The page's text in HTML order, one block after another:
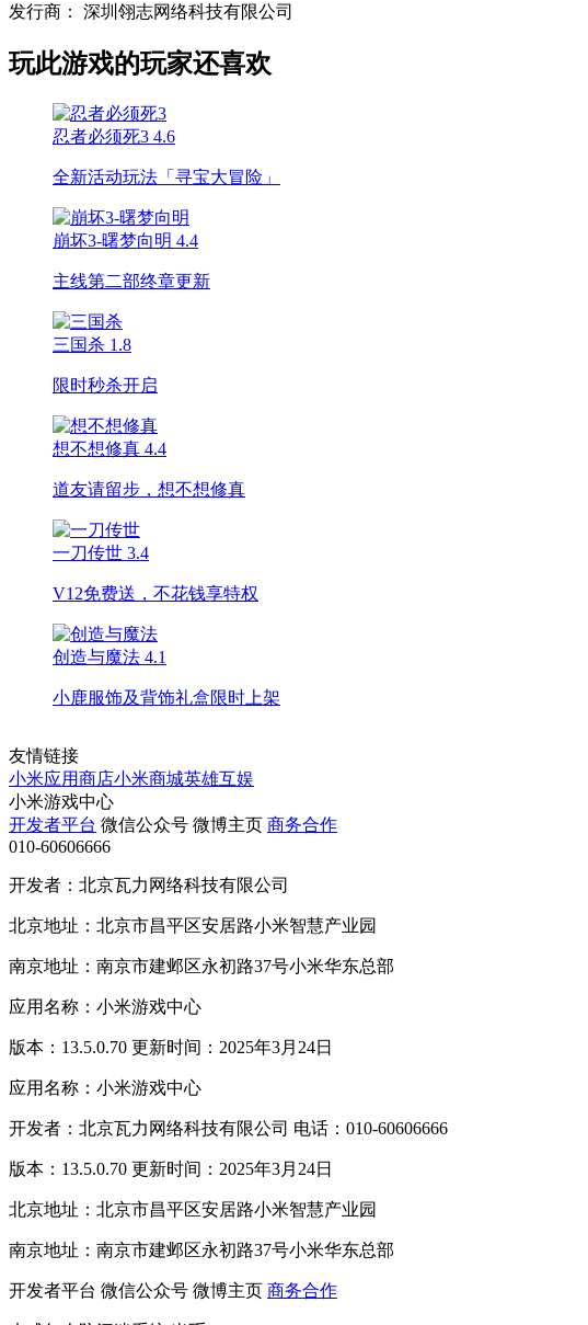
发行商： 深圳翎志网络科技有限公司
玩此游戏的玩家还喜欢
忍者必须死3 4.6
全新活动玩法「寻宝大冒险」
崩坏3-曙梦向明 4.4
主线第二部终章更新
三国杀 1.8
限时秒杀开启
想不想修真 4.4
道友请留步，想不想修真
一刀传世 3.4
V12免费送，不花钱享特权
创造与魔法 4.1
小鹿服饰及背饰礼盒限时上架
友情链接
小米应用商店小米商城英雄互娱
小米游戏中心
开发者平台 微信公众号 微博主页 商务合作
010-60606666
开发者：北京瓦力网络科技有限公司
北京地址：北京市昌平区安居路小米智慧产业园
南京地址：南京市建邺区永初路37号小米华东总部
应用名称：小米游戏中心
版本：13.5.0.70 更新时间：2025年3月24日
应用名称：小米游戏中心
开发者：北京瓦力网络科技有限公司 电话：010-60606666
版本：13.5.0.70 更新时间：2025年3月24日
北京地址：北京市昌平区安居路小米智慧产业园
南京地址：南京市建邺区永初路37号小米华东总部
开发者平台 微信公众号 微博主页 商务合作